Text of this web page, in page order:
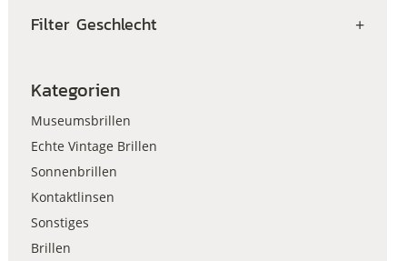
Filter Geschlecht +
Kategorien
Museumsbrillen
Echte Vintage Brillen
Sonnenbrillen
Kontaktlinsen
Sonstiges
Brillen